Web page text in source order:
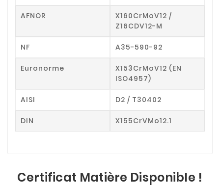
AFNOR
X160CrMoV12 /
Z16CDV12-M
NF A35-590-92
Euronorme
X153CrMoV12 (EN
ISO4957)
AISI D2 / T30402
DIN X155CrVMo12.1
Certificat Matière Disponible !